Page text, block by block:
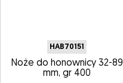
HAB70151
Noże do honownicy 32-89
mm, gr 400